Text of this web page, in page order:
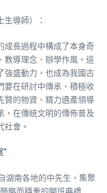
導師）：
成長過程中構成了本身奇
教導理念、辦學作風。這
強盛動力，也成為我國古
要在研討中傳承，積極收
賢的物資、精力遺產領導
，在傳統文明的傳佈普及
社會。
”
湖南各地的中先生，集聚
略而穩重的開班典禮